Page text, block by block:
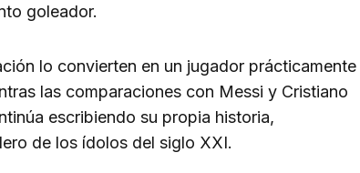
goleador.
lo convierten en un jugador prácticamente
las comparaciones con Messi y Cristiano
escribiendo su propia historia,
de los ídolos del siglo XXI.